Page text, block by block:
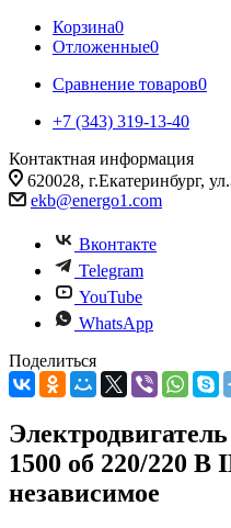
Корзина0
Отложенные0
Сравнение товаров0
+7 (343) 319-13-40
Контактная информация
620028, г.Екатеринбург,
ekb@energo1.com
Вконтакте
Telegram
YouTube
WhatsApp
Поделиться
1500 об 220/220 В
независимое